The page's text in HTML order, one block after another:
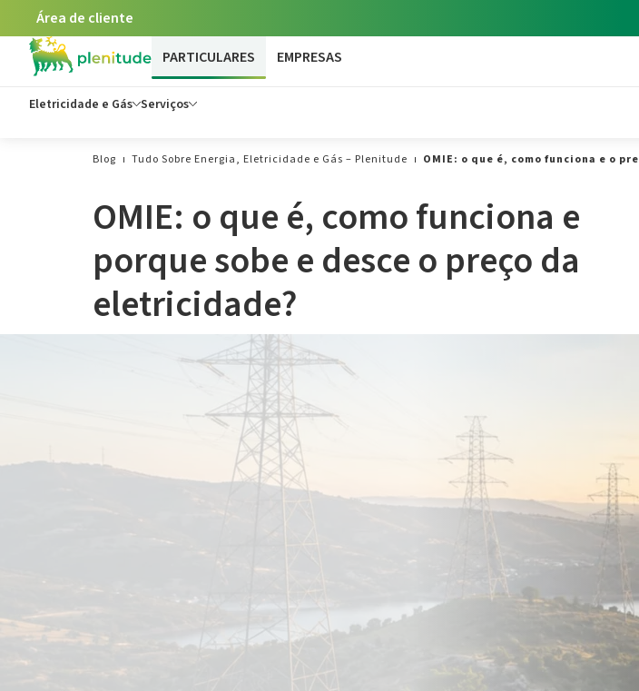
Área de cliente
PARTICULARES
Eletricidade e Gás Serviços
EMPRESAS
Blog Tudo Sobre Energia, Eletricidade e Gás – Plenitude OMIE: o que é, como funciona e o
OMIE: o que é, como funciona e
porque sobe e desce o preço da
eletricidade?
Nos últimos anos, o preço da eletricidade em Portugal tem variado com mais
porque a luz está mais cara num dia e mais barata noutro. É neste contexto que surge o
energia e nas conversas sobre tarifas indexadas.
Mas afinal,
e porque influencia o preço da eletricidade? De forma
vendida todos os dias, definindo um preço por hora para Portugal e Espanha.